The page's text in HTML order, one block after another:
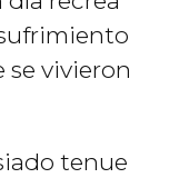
se vivieron
tenue